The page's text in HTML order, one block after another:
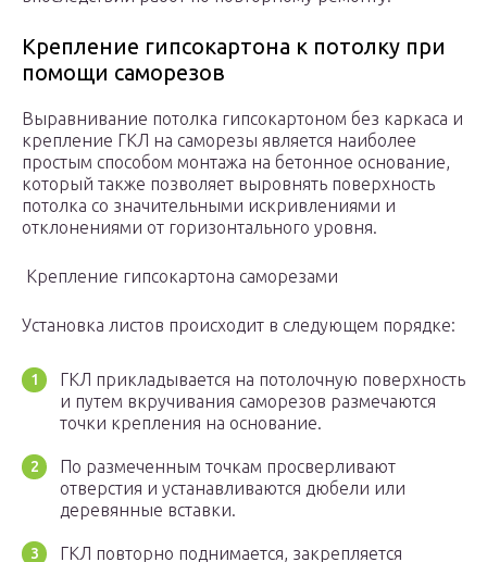
Крепление гипсокартона к потолку при
помощи саморезов
Выравнивание потолка гипсокартоном без каркаса и
крепление ГКЛ на саморезы является наиболее
простым способом монтажа на бетонное основание,
который также позволяет выровнять поверхность
потолка со значительными искривлениями и
отклонениями от горизонтального уровня.
Крепление гипсокартона саморезами
Установка листов происходит в следующем порядке:
ГКЛ прикладывается на потолочную поверхность
и путем вкручивания саморезов размечаются
точки крепления на основание.
По размеченным точкам просверливают
отверстия и устанавливаются дюбели или
деревянные вставки.
ГКЛ повторно поднимается, закрепляется